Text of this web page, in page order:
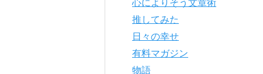
心によりそう文章術
推してみた
日々の幸せ
有料マガジン
物語